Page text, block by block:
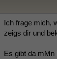
Ich frage mich,
zeigs dir und
Es gibt da mMn